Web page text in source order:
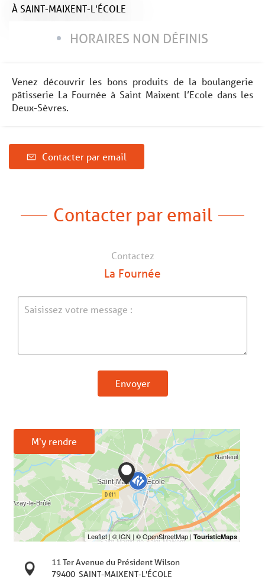
À SAINT-MAIXENT-L'ÉCOLE
HORAIRES NON DÉFINIS
Venez découvrir les bons produits de la boulangerie
pâtisserie La Fournée à Saint Maixent l’Ecole dans les
Deux-Sèvres.
Contacter par email
Contacter par email
Contactez
La Fournée
Envoyer
M'y rendre
11 Ter Avenue du Président Wilson
79400 SAINT-MAIXENT-L'ÉCOLE